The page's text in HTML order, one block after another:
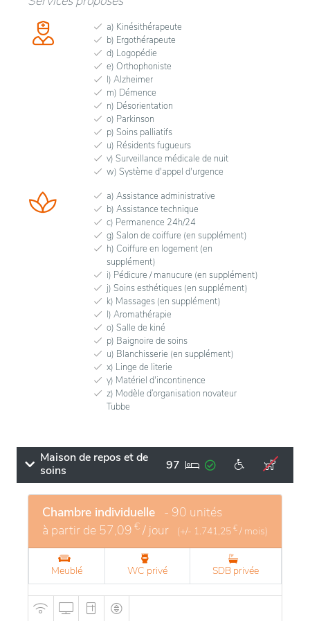
a) Kinésithérapeute
b) Ergothérapeute
d) Logopédie
e) Orthophoniste
l) Alzheimer
m) Démence
n) Désorientation
o) Parkinson
p) Soins palliatifs
u) Résidents fugueurs
v) Surveillance médicale de nuit
w) Système d'appel d'urgence
a) Assistance administrative
b) Assistance technique
c) Permanence 24h/24
g) Salon de coiffure (en supplément)
h) Coiffure en logement (en
supplément)
i) Pédicure / manucure (en supplément)
j) Soins esthétiques (en supplément)
k) Massages (en supplément)
l) Aromathérapie
o) Salle de kiné
p) Baignoire de soins
u) Blanchisserie (en supplément)
x) Linge de literie
y) Matériel d'incontinence
z) Modèle d’organisation novateur
Tubbe
Maison de repos et de
soins
97
Chambre individuelle - 90 unités
à partir de 57,09 € / jour (+/- 1.741,25 € / mois)
Meublé WC privé SDB privée